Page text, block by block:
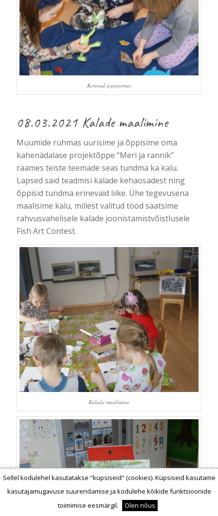
Konnad tegutsemas
08.03.2021 Kalade maalimine
Muumide rühmas uurisime ja õppisime oma
kahenädalase projektõppe “Meri ja rannik”
raames teiste teemade seas tundma ka kalu.
Lapsed said teadmisi kalade kehaosadest ning
õppisid tundma erinevaid liike. Ühe tegevusena
maalisime kalu, millest valitud tööd saatsime
rahvusvahelisele kalade joonistamistvõistlusele
Fish Art Contest.
Kalade maalimine
Sellel kodulehel kasutatakse "küpsiseid" (cookies). Küpsiseid kasutame
kasutajamugavuse suurendamise ja kodulehe kõikide funktsioonide
toimimise eesmärgil.
Olen nõus